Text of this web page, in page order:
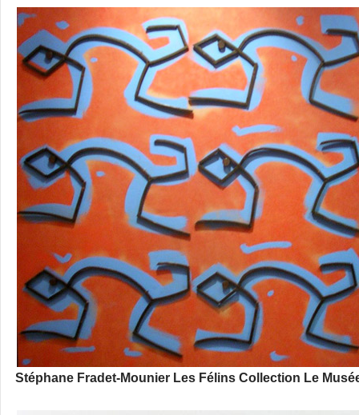
Stéphane Fradet-Mounier Les Félins Collection Le